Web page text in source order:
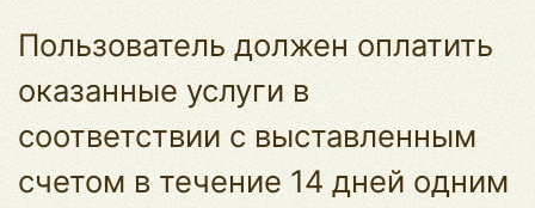
Пользователь должен оплатить
оказанные услуги в
соответствии с выставленным
счетом в течение 14 дней одним